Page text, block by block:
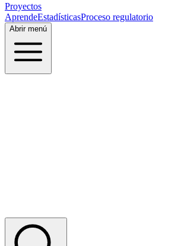
Proyectos
AprendeEstadísticasProceso regulatorio
Abrir menú